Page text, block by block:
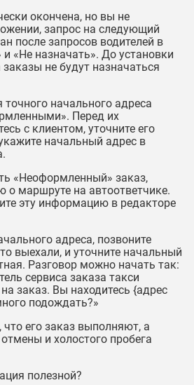
окончена, но вы не
запрос на следующий
после запросов водителей в
и «Не назначать». До установки
заказы не будут назначаться
начального адреса
Перед их
с клиентом, уточните его
начальный адрес в
«Неоформленный» заказ,
маршруте на автоответчике.
эту информацию в редакторе
адреса, позвоните
выехали, и уточните начальный
Разговор можно начать так:
сервиса заказа такси
заказ. Вы находитесь {адрес
подождать?»
что его заказ выполняют, а
и холостого пробега
полезной?